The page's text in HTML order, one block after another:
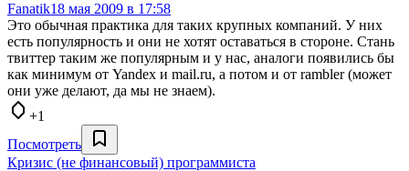
Fanatik18 мая 2009 в 17:58
Это обычная практика для таких крупных компаний. У них
есть популярность и они не хотят оставаться в стороне. Стань
твиттер таким же популярным и у нас, аналоги появились бы
как минимум от Yandex и mail.ru, а потом и от rambler (может
они уже делают, да мы не знаем).
+1
Посмотреть
Кризис (не финансовый) программиста